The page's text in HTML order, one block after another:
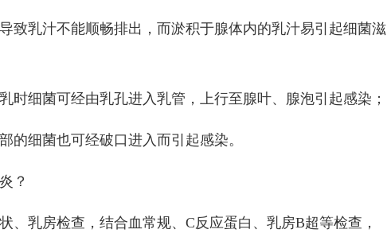
乳汁不能顺畅排出，而淤积于腺体内的乳汁易引起细菌滋
细菌可经由乳孔进入乳管，上行至腺叶、腺泡引起感染；
细菌也可经破口进入而引起感染。
？
乳房检查，结合血常规、C反应蛋白、乳房B超等检查，